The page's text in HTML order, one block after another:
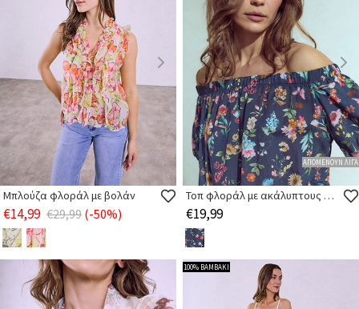
Μπλούζα φλοράλ με βολάν
€14,99 €29,99 (-50%)
ΑΠΟΜΕΝΟΥΝ ΛΙΓΑ
Τοπ φλοράλ με ακάλυπτους ώμους
€19,99
100% ΒΑΜΒΑΚΙ